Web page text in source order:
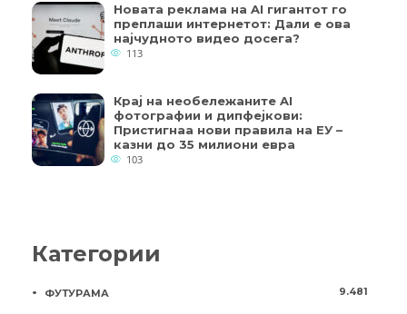
Новата реклама на AI гигантот го
преплаши интернетот: Дали е ова
најчудното видео досега?
113
Крај на необележаните AI
фотографии и дипфејкови:
Пристигнаа нови правила на ЕУ –
казни до 35 милиони евра
103
Категории
ФУТУРАМА 9.481